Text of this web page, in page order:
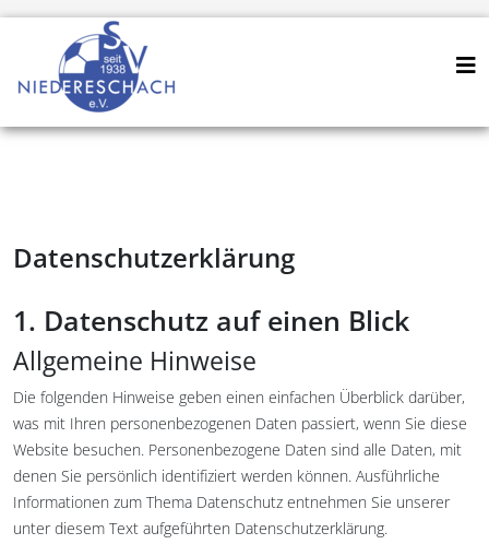
Datenschutzerklärung
1. Datenschutz auf einen Blick
Allgemeine Hinweise
Die folgenden Hinweise geben einen einfachen Überblick darüber,
was mit Ihren personenbezogenen Daten passiert, wenn Sie diese
Website besuchen. Personenbezogene Daten sind alle Daten, mit
denen Sie persönlich identifiziert werden können. Ausführliche
Informationen zum Thema Datenschutz entnehmen Sie unserer
unter diesem Text aufgeführten Datenschutzerklärung.